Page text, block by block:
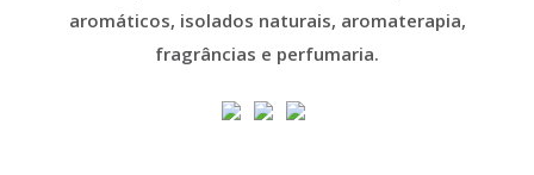
aromáticos, isolados naturais, aromaterapia,
fragrâncias e perfumaria.